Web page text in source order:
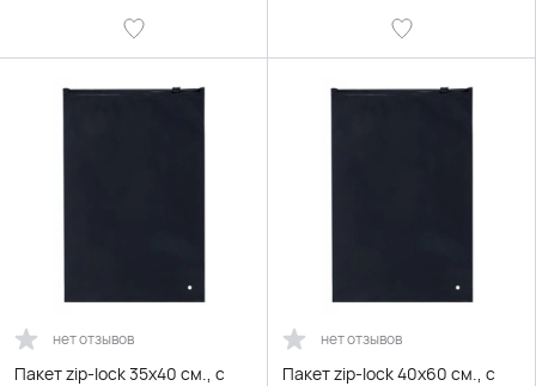
нет отзывов
Пакет zip-lock 35х40 см., с
нет отзывов
Пакет zip-lock 40х60 см., с